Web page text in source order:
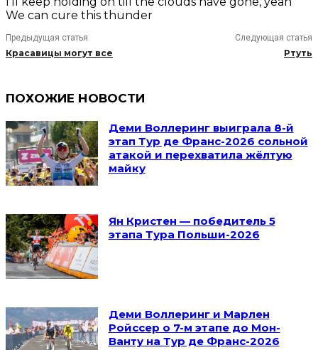
We can cure this thunder
Предыдущая статья
Красавицы могут все
Следующая статья
Ртуть
ПОХОЖИЕ НОВОСТИ
Деми Воллеринг выиграла 8-й
этап Тур де Франс-2026 сольной
атакой и перехватила жёлтую
майку
Ян Кристен — победитель 5
этапа Тура Польши-2026
Деми Воллеринг и Марлен
Ройссер о 7-м этапе до Мон-
Ванту на Тур де Франс-2026